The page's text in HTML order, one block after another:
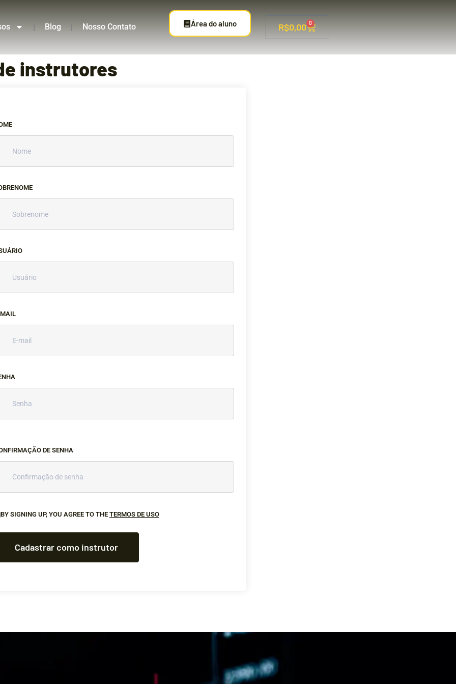
Blog Nosso Contato Área do aluno R$0,00 0
instrutores
DE SENHA
BY SIGNING UP, YOU AGREE TO THE TERMOS DE USO
Cadastrar como instrutor